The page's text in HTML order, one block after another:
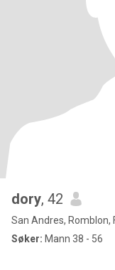
dory, 42
San Andres, Romblon,
Søker: Mann 38 - 56